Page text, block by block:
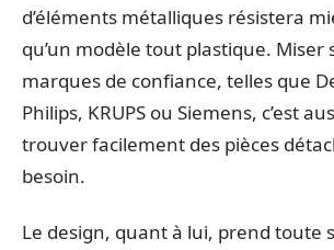
d’éléments métalliques résistera
qu’un modèle tout plastique. Miser
marques de confiance, telles que
Philips, KRUPS ou Siemens, c’est
trouver facilement des pièces
besoin.
Le design, quant à lui, prend toute